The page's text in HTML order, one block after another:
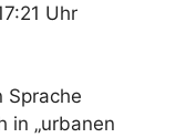
Uhr
Sprache
in „urbanen